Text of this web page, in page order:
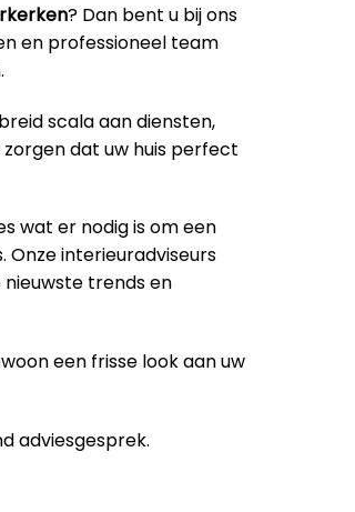
? Dan bent u bij ons
en professioneel team
scala aan diensten,
dat uw huis perfect
wat er nodig is om een
interieuradviseurs
nieuwste trends en
een frisse look aan uw
adviesgesprek.